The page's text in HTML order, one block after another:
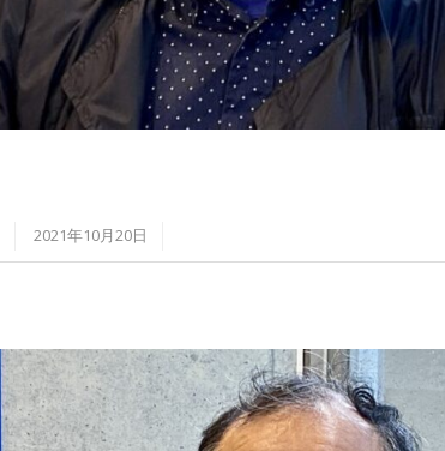
2021年10月20日